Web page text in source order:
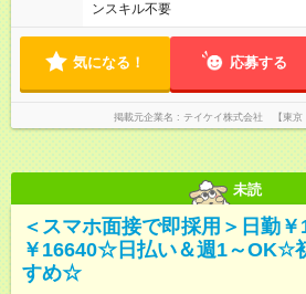
ンスキル不要
気になる！ 応募する
掲載元企業名 テイケイ株式会社 【東京
未読
＜スマホ面接で即採用＞日勤
￥16640☆日払い＆週1～OK☆
すめ☆